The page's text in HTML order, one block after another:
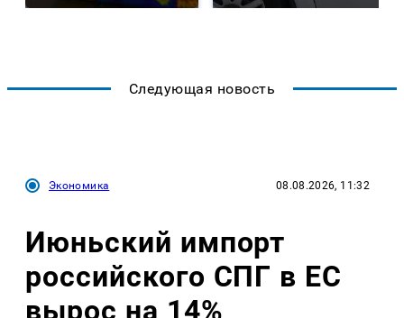
Следующая новость
Экономика 08.08.2026, 11:32
Июньский импорт
российского СПГ в ЕС